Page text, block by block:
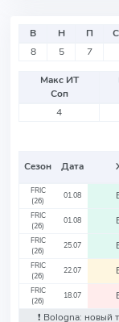
В Н П
8
5 7
Макс ИТ
Соп
4
Сезон Дата
FRIC
(26)
01.08
FRIC
(26)
01.08
FRIC
(26)
25.07
FRIC
(26)
22.07
FRIC
(26)
18.07
❗️ Bologna: новый